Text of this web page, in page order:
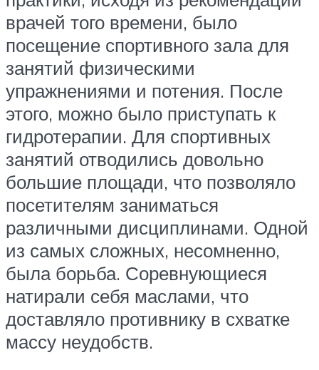
врачей того времени, было
посещение спортивного зала для
занятий физическими
упражнениями и потения. После
этого, можно было приступать к
гидротерапии. Для спортивных
занятий отводились довольно
большие площади, что позволяло
посетителям заниматься
различными дисциплинами. Одной
из самых сложных, несомненно,
была борьба. Соревнующиеся
натирали себя маслами, что
доставляло противнику в схватке
массу неудобств.